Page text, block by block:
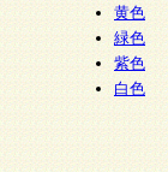
黄色
緑色
紫色
白色